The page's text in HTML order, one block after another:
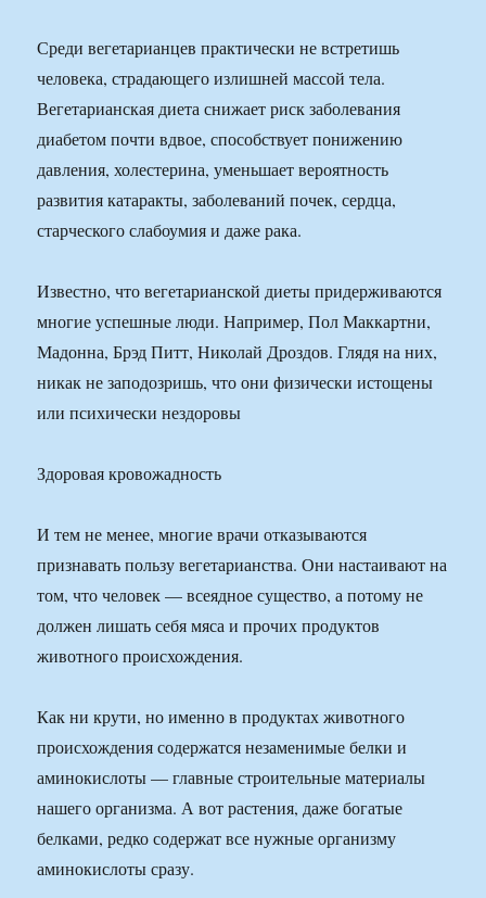
Среди вегетарианцев практически не встретишь
человека, страдающего излишней массой тела.
Вегетарианская диета снижает риск заболевания
диабетом почти вдвое, способствует понижению
давления, холестерина, уменьшает вероятность
развития катаракты, заболеваний почек, сердца,
старческого слабоумия и даже рака.
Известно, что вегетарианской диеты придерживаются
многие успешные люди. Например, Пол Маккартни,
Мадонна, Брэд Питт, Николай Дроздов. Глядя на них,
никак не заподозришь, что они физически истощены
или психически нездоровы
Здоровая кровожадность
И тем не менее, многие врачи отказываются
признавать пользу вегетарианства. Они настаивают на
том, что человек — всеядное существо, а потому не
должен лишать себя мяса и прочих продуктов
животного происхождения.
Как ни крути, но именно в продуктах животного
происхождения содержатся незаменимые белки и
аминокислоты — главные строительные материалы
нашего организма. А вот растения, даже богатые
белками, редко содержат все нужные организму
аминокислоты сразу.